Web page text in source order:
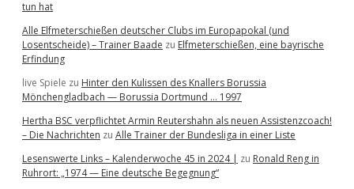
tun hat
Alle Elfmeterschießen deutscher Clubs im Europapokal (und
Losentscheide) – Trainer Baade zu Elfmeterschießen, eine bayrische
Erfindung
live Spiele zu Hinter den Kulissen des Knallers Borussia
Mönchengladbach — Borussia Dortmund … 1997
Hertha BSC verpflichtet Armin Reutershahn als neuen Assistenzcoach!
– Die Nachrichten zu Alle Trainer der Bundesliga in einer Liste
Lesenswerte Links – Kalenderwoche 45 in 2024 | zu Ronald Reng in
Ruhrort: „1974 — Eine deutsche Begegnung“